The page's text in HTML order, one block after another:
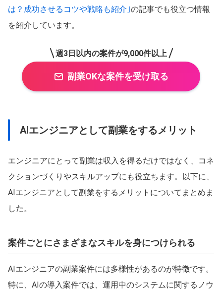
は？成功させるコツや戦略も紹介｣の記事でも役立つ情報
を紹介しています。
週3日以内の案件が9,000件以上
副業OKな案件を受け取る
AIエンジニアとして副業をするメリット
エンジニアにとって副業は収入を得るだけではなく、コネ
クションづくりやスキルアップにも役立ちます。以下に、
AIエンジニアとして副業をするメリットについてまとめま
した。
案件ごとにさまざまなスキルを身につけられる
AIエンジニアの副業案件には多様性があるのが特徴です。
特に、AIの導入案件では、運用中のシステムに関するノウ